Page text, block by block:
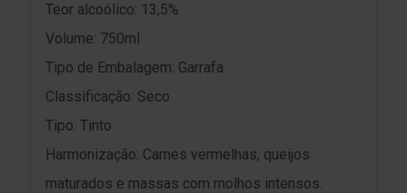
Teor alcoólico: 13,5%
Volume: 750ml
Tipo de Embalagem: Garrafa
Classificação: Seco
Tipo: Tinto
Harmonização: Carnes vermelhas, queijos
maturados e massas com molhos intensos.